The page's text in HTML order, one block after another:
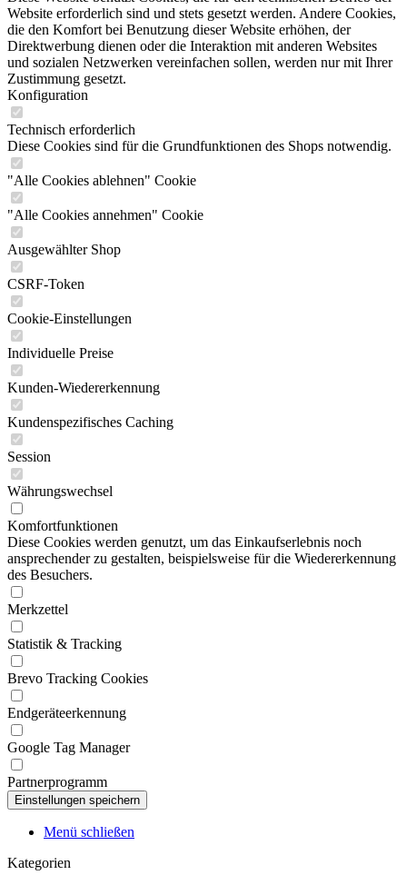
Website erforderlich sind und stets gesetzt werden. Andere Cookies,
die den Komfort bei Benutzung dieser Website erhöhen, der
Direktwerbung dienen oder die Interaktion mit anderen Websites
und sozialen Netzwerken vereinfachen sollen, werden nur mit Ihrer
Zustimmung gesetzt.
Konfiguration
Technisch erforderlich
Diese Cookies sind für die Grundfunktionen des Shops notwendig.
"Alle Cookies ablehnen" Cookie
"Alle Cookies annehmen" Cookie
Ausgewählter Shop
CSRF-Token
Cookie-Einstellungen
Individuelle Preise
Kunden-Wiedererkennung
Kundenspezifisches Caching
Session
Währungswechsel
Komfortfunktionen
Diese Cookies werden genutzt, um das Einkaufserlebnis noch
ansprechender zu gestalten, beispielsweise für die Wiedererkennung
des Besuchers.
Merkzettel
Statistik & Tracking
Brevo Tracking Cookies
Endgeräteerkennung
Google Tag Manager
Partnerprogramm
Menü schließen
Kategorien